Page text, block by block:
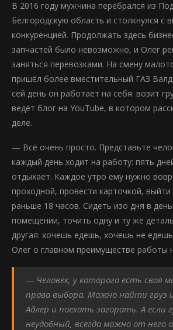
В 2016 году мужчина перебрался из
Белгородскую область и столкнулся с
конкуренцией. Продолжать здесь
запчастей было невозможно, и Олег
заняться перевозками. На смену
пришёл более вместительный ГАЗ
сей день он работает на себя: возит
ведёт блог на YouTube, в котором
деле.
— Всё очень просто. Представьте
каждый день ходит на работу: пять
отдыхает. Каждое утро ему нужно
проходной, провести карточкой,
раньше 18 часов. Сидеть изо дня в
помещении, точить одну и ту же
другая: хочешь едешь, хочешь не
Олег о главном преимуществе работы
— Человек, у которого есть своя
права выбора. Можно найти груз
Адлер и поехать загорать. А если
неудобный, всегда можно от него